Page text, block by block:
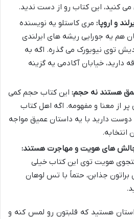
کنید، این کتاب رو از دست ندید.
و اروپا: مری کاستلو یه نویسنده
هم یه جورایی ریشه های ایرلندی
توی نیویورک می گذره. اگه به
دارید، خیابان آکادمی یه گزینه
عمق هستند نه حجم: این کتاب حجم کمی
از معنا و مفهومه. اگه اهل کتاب
دارید با یه داستان عمیق مواجه
انتخابه.
های هویت و مهاجرت هستند:
هویت توی این کتاب خیلی
براتون جذابن، حتماً با تس لوهان
هستید که قلبتون رو لمس کنه و